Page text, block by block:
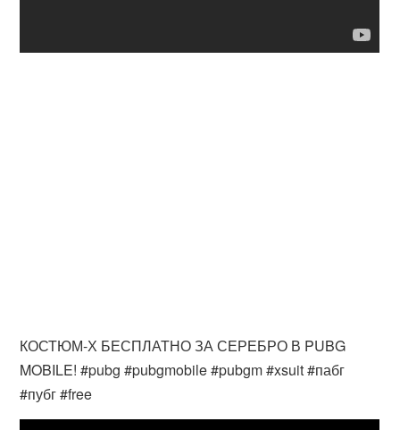
КОСТЮМ-Х БЕСПЛАТНО ЗА СЕРЕБРО В PUBG
MOBILE! #pubg #pubgmobile #pubgm #xsuit #пабг
#пубг #free